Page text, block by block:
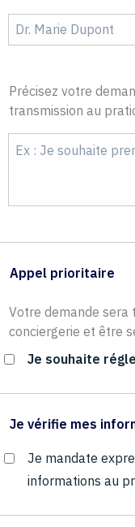
Précisez votre
transmission au
Appel prioritaire
Votre demande sera
conciergerie et être
Je souhaite
Je vérifie mes
Je mandate
informations au